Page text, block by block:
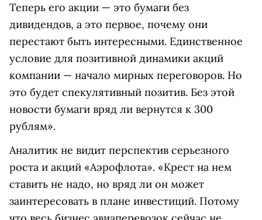
Теперь его акции — это бумаги без
дивидендов, а это первое, почему они
перестают быть интересными. Единственное
условие для позитивной динамики акций
компании — начало мирных переговоров. Но
это будет спекулятивный позитив. Без этой
новости бумаги вряд ли вернутся к 300
рублям».
Аналитик не видит перспектив серьезного
роста и акций «Аэрофлота». «Крест на нем
ставить не надо, но вряд ли он может
заинтересовать в плане инвестиций. Потому